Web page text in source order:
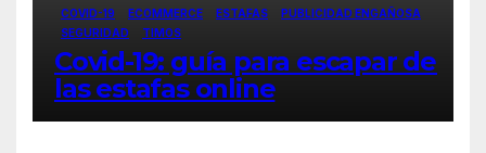
COVID-19 ECOMMERCE ESTAFAS
PUBLICIDAD ENGAÑOSA
SEGURIDAD
TIMOS
Covid-19: guía para escapar de
las estafas online